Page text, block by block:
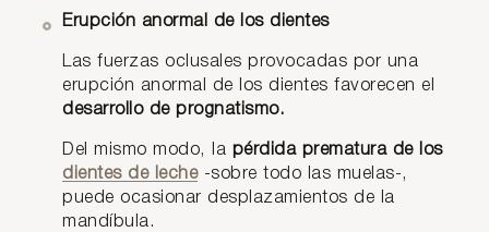
Erupción anormal de los dientes
Las fuerzas oclusales provocadas por una
erupción anormal de los dientes favorecen el
desarrollo de prognatismo.
Del mismo modo, la pérdida prematura de los
dientes de leche-sobre todo las muelas-,
puede ocasionar desplazamientos de la
mandíbula.